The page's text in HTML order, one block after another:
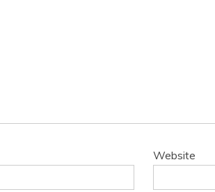
Website